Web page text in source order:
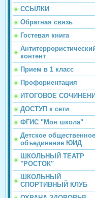
ССЫЛКИ
Обратная связь
Гостевая книга
контент
Прием в 1 класс
Профориентация
ИТОГОВОЕ
ДОСТУП к сети
ФГИС "Моя школа"
Детское общественное
объединение ЮИД
ШКОЛЬНЫЙ ТЕАТР
"РОСТОК"
ШКОЛЬНЫЙ
СПОРТИВНЫЙ КЛУБ